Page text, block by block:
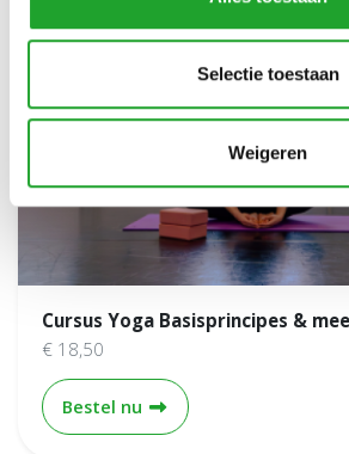
Selectie toestaan
Weigeren
Cursus Yoga Basisprincipes &
€ 18,50
Bestel nu Cursus Yoga